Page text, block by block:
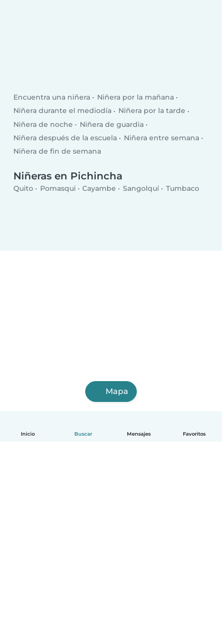
Inicio Buscar Mensajes Favoritos
Encuentra una niñera
Niñera por la mañana
Niñera durante el mediodía
Niñera por la tarde
Niñera de noche
Niñera de guardia
Niñera después de la escuela
Niñera entre semana
Niñera de fin de semana
Niñeras en Pichincha
Quito Pomasqui Cayambe Sangolquí Tumbaco
Mapa